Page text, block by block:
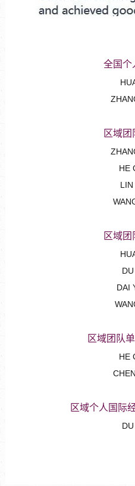
全国个
区域
HE
LIN
区域
DAI
区域团队
HE
区域个人国际